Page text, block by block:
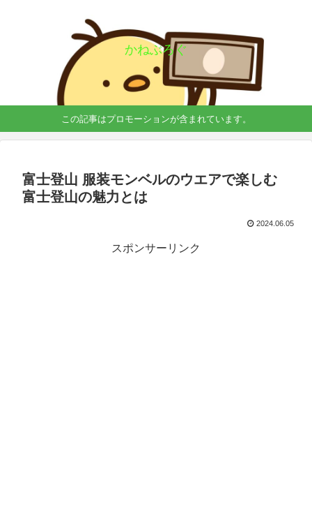
かねぶろぐ
この記事はプロモーションが含まれています。
富士登山 服装モンベルのウエアで楽しむ
富士登山の魅力とは
2024.06.05
スポンサーリンク